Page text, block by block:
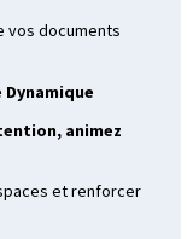
vos documents
animez
et renforcer